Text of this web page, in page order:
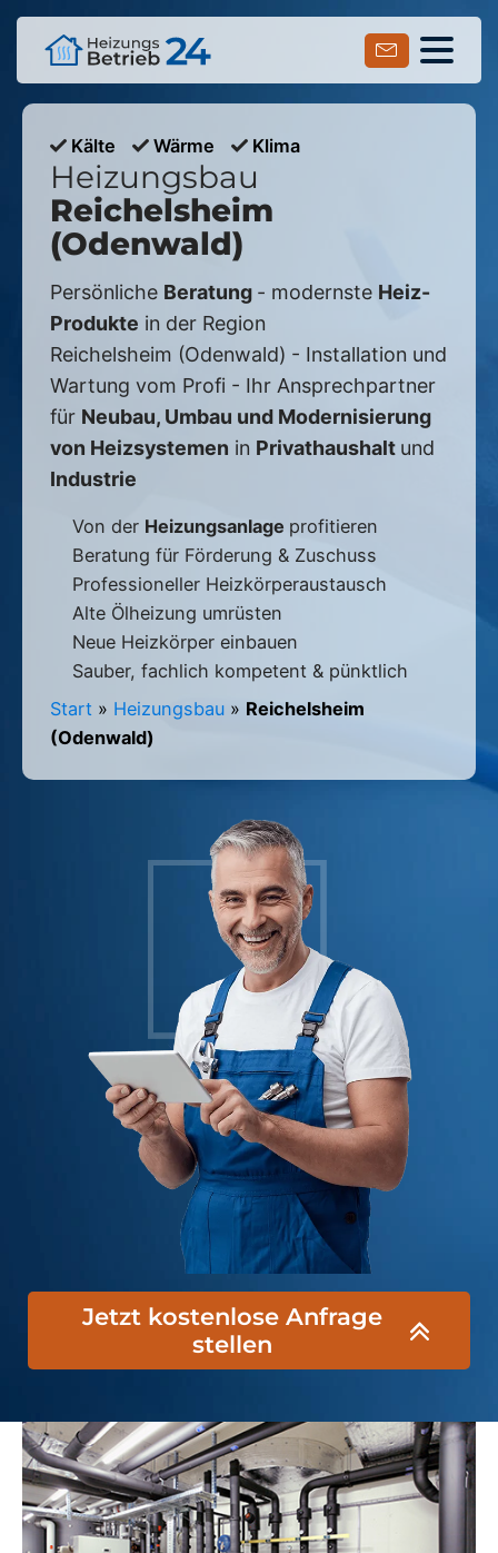
Kälte Wärme Klima
Heizungsbau
Reichelsheim
(Odenwald)
Persönliche Beratung - modernste Heiz-
Produkte in der Region
Reichelsheim (Odenwald) - Installation und
Wartung vom Profi - Ihr Ansprechpartner
für Neubau, Umbau und Modernisierung
von Heizsystemen in Privathaushalt und
Industrie
Von der Heizungsanlage profitieren
Beratung für Förderung & Zuschuss
Professioneller Heizkörperaustausch
Alte Ölheizung umrüsten
Neue Heizkörper einbauen
Sauber, fachlich kompetent & pünktlich
Start » Heizungsbau » Reichelsheim
(Odenwald)
Jetzt kostenlose Anfrage
stellen